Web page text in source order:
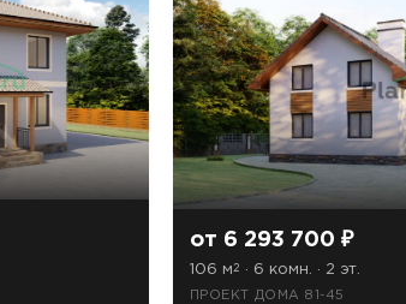
от 6 293 700 ₽
106 м2 · 6 комн. · 2 эт.
ПРОЕКТ ДОМА 81-45